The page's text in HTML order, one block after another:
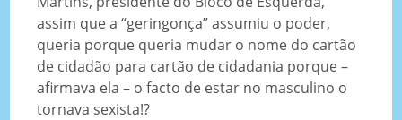
assim que a “geringonça” assumiu o poder,
queria porque queria mudar o nome do cartão
de cidadão para cartão de cidadania porque –
afirmava ela – o facto de estar no masculino o
tornava sexista!?